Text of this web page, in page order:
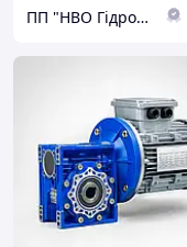
ПП "НВО Гідромаш-1"